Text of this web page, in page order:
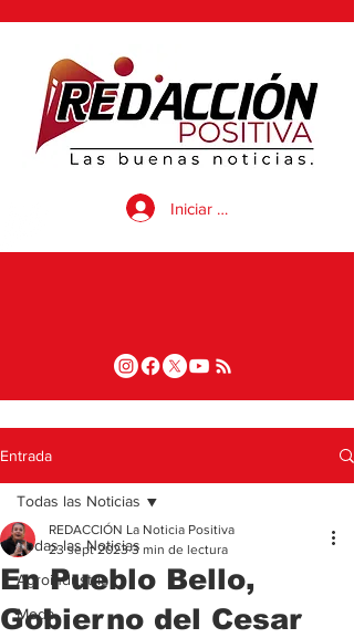
Iniciar sesión
Entrada
Todas las Noticias
Agroindustria
Moda
Todas las Noticias
En Pueblo Bello,
Gobierno del Cesar
REDACCIÓN La Noticia Positiva
23 sept 2023 3 min de lectura